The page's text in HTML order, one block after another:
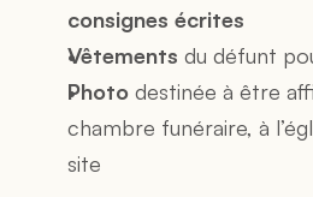
consignes écrites
Vêtements du défunt
Photo destinée à être
chambre funéraire, à
site